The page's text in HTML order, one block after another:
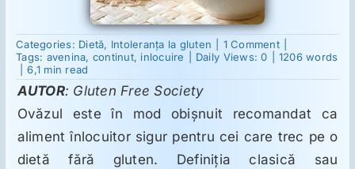
Reumatologie
Ginecologie
Mesajele lui Reichelt
Categories: Dietă, Intoleranţa la gluten 1 Commenton
Este
consumul
ovăz
în
dieta
fără
gluten?
Tags: avenina, continut, inlocuire Daily Views: 0
1206 words
6,1 min read
AUTOR: Gluten Free Society
Ovăzul este în mod obişnuit recomandat ca
aliment înlocuitor sigur pentru cei care trec pe o
dietă fără gluten. Definiţia clasică sau